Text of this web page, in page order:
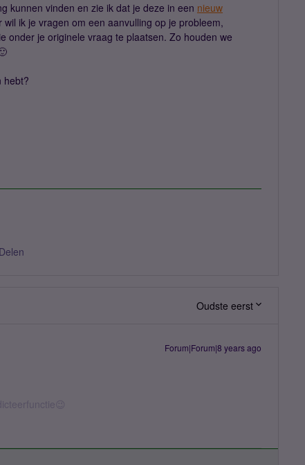
kunnen vinden en zie ik dat je deze in een nieuw
ik je vragen om een aanvulling op je probleem,
onder je originele vraag te plaatsen. Zo houden we
hebt?
Delen
Oudste eerst
Forum|Forum|8 years ago